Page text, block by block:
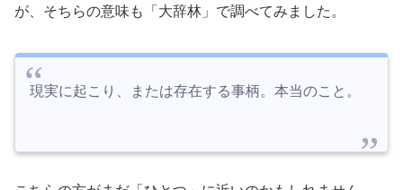
が、そちらの意味も「大辞林」で調べてみました。
現実に起こり、または存在する事柄。本当のこと。